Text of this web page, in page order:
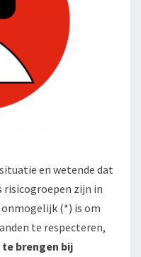
en wetende dat
risicogroepen zijn in
(*) is om
te respecteren,
te brengen bij